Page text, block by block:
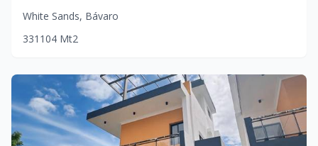
White Sands, Bávaro
331 104 Mt2